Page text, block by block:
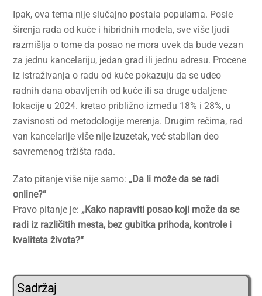
Ipak, ova tema nije slučajno postala popularna. Posle
širenja rada od kuće i hibridnih modela, sve više ljudi
razmišlja o tome da posao ne mora uvek da bude vezan
za jednu kancelariju, jedan grad ili jednu adresu. Procene
iz istraživanja o radu od kuće pokazuju da se udeo
radnih dana obavljenih od kuće ili sa druge udaljene
lokacije u 2024. kretao približno između 18% i 28%, u
zavisnosti od metodologije merenja. Drugim rečima, rad
van kancelarije više nije izuzetak, već stabilan deo
savremenog tržišta rada.
Zato pitanje više nije samo: „Da li može da se radi
online?“
Pravo pitanje je: „Kako napraviti posao koji može da se
radi iz različitih mesta, bez gubitka prihoda, kontrole i
kvaliteta života?“
Sadržaj